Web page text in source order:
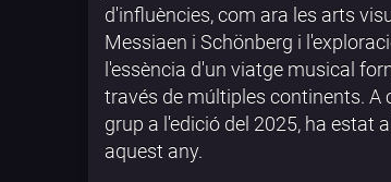
d'influències, com ara les arts
Messiaen i Schönberg i
l'essència d'un viatge musical
través de múltiples continents. A
grup a l'edició del 2025, ha estat
aquest any.